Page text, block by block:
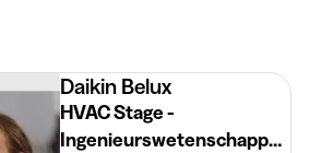
Daikin Belux
HVAC Stage -
Ingenieurswetenschappen